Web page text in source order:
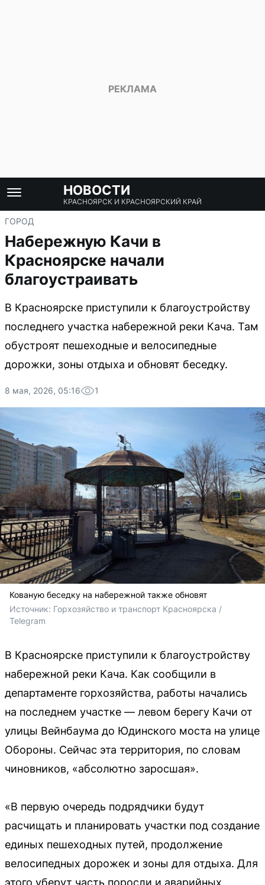
НОВОСТИ
КРАСНОЯРСК И КРАСНОЯРСКИЙ КРАЙ
ГОРОД
Набережную Качи в
Красноярске начали
благоустраивать
В Красноярске приступили к благоустройству
последнего участка набережной реки Кача. Там
обустроят пешеходные и велосипедные
дорожки, зоны отдыха и обновят беседку.
8 мая, 2026, 05:16 1
Кованую беседку на набережной также обновят
Источник: Горхозяйство и транспорт Красноярска /
Telegram
В Красноярске приступили к благоустройству
набережной реки Кача. Как сообщили в
департаменте горхозяйства, работы начались
на последнем участке — левом берегу Качи от
улицы Вейнбаума до Юдинского моста на улице
Обороны. Сейчас эта территория, по словам
чиновников, «абсолютно заросшая».
«В первую очередь подрядчики будут
расчищать и планировать участки под создание
единых пешеходных путей, продолжение
велосипедных дорожек и зоны для отдыха. Для
этого уберут часть поросли и аварийных